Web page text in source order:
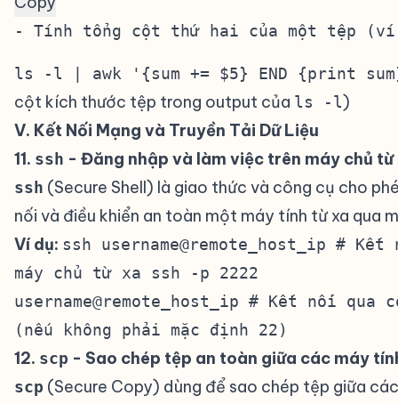
ls -l | awk '{sum += $5} END {print
cột kích thước tệp trong output của ls -l)
V. Kết Nối Mạng và Truyền Tải Dữ Liệu
11. ssh - Đăng nhập và làm việc trên máy chủ từ
ssh (Secure Shell) là giao thức và công cụ cho
nối và điều khiển an toàn một máy tính từ xa qua
Ví dụ: ssh username@remote_host_ip #
máy chủ từ xa ssh -p 2222
username@remote_host_ip # Kết nối qua
(nếu không phải mặc định 22)
12. scp - Sao chép tệp an toàn giữa các máy
scp (Secure Copy) dùng để sao chép tệp giữa